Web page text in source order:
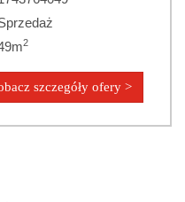
2
szczegóły ofery >